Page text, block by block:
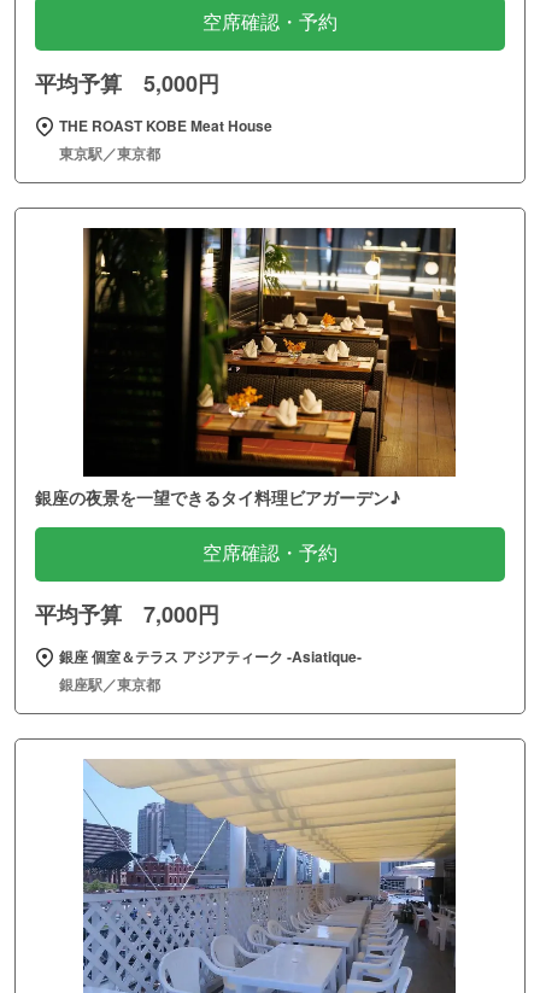
空席確認・予約
平均予算 5,000円
THE ROAST KOBE Meat House
東京駅／東京都
銀座の夜景を一望できるタイ料理ビアガーデン♪
空席確認・予約
平均予算 7,000円
銀座 個室＆テラス アジアティーク ‐Asiatique‐
銀座駅／東京都